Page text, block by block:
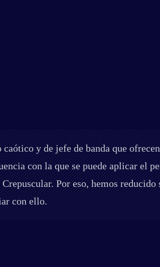
y de jefe de banda que
con la que se puede aplicar el
Por eso, hemos
con ello.